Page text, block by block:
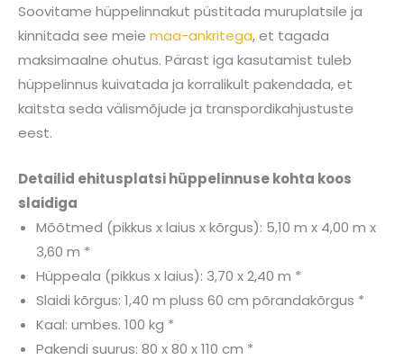
Soovitame hüppelinnakut püstitada muruplatsile ja
kinnitada see meie maa-ankritega, et tagada
maksimaalne ohutus. Pärast iga kasutamist tuleb
hüppelinnus kuivatada ja korralikult pakendada, et
kaitsta seda välismõjude ja transpordikahjustuste
eest.
Detailid ehitusplatsi hüppelinnuse kohta koos
slaidiga
Mõõtmed (pikkus x laius x kõrgus): 5,10 m x 4,00 m x
3,60 m *
Hüppeala (pikkus x laius): 3,70 x 2,40 m *
Slaidi kõrgus: 1,40 m pluss 60 cm põrandakõrgus *
Kaal: umbes. 100 kg *
Pakendi suurus: 80 x 80 x 110 cm *